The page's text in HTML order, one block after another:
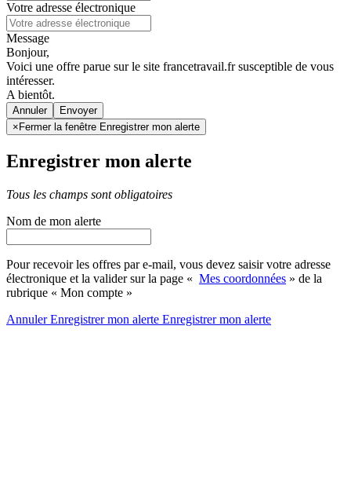
Votre adresse électronique
Message
Bonjour,
Voici une offre parue sur le site francetravail.fr susceptible de vous
intéresser.
A bientôt.
Annuler
× Fermer la fenêtre Enregistrer mon alerte
Enregistrer mon alerte
Tous les champs sont obligatoires
Nom de mon alerte
Pour recevoir les offres par e-mail, vous devez saisir votre adresse
électronique et la valider sur la page « Mes coordonnées » de la
rubrique « Mon compte »
AnnulerEnregistrer mon alerte Enregistrermon alerte